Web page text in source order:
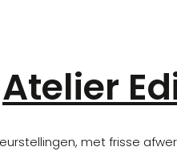
Atelier
met frisse